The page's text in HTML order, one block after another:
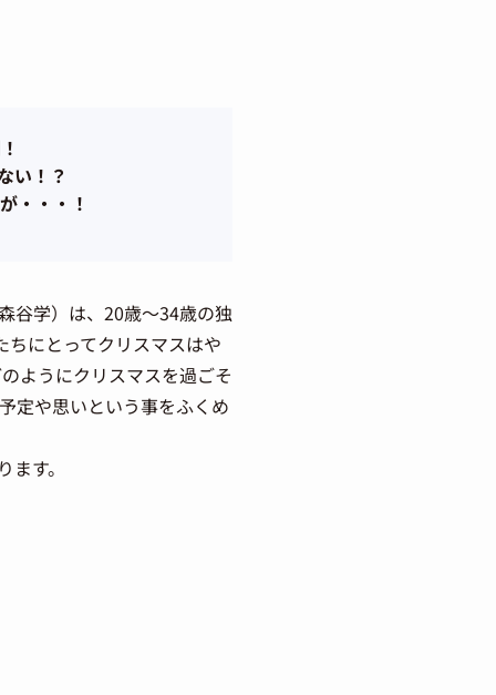
い！？
・・・！
谷学）は、20歳～34歳の独
にとってクリスマスはや
ようにクリスマスを過ごそ
定や思いという事をふくめ
す。